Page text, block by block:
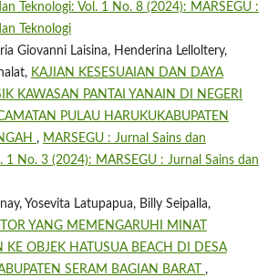
Teknologi: Vol. 1 No. 8 (2024): MARSEGU :
Teknologi
Giovanni Laisina, Henderina Lelloltery,
KAJIAN KESESUAIAN DAN DAYA
KAWASAN PANTAI YANAIN DI NEGERI
PULAU HARUKUKABUPATEN
, MARSEGU : Jurnal Sains dan
1 No. 3 (2024): MARSEGU : Jurnal Sains dan
Yosevita Latupapua, Billy Seipalla,
YANG MEMENGARUHI MINAT
KE OBJEK HATUSUA BEACH DI DESA
SERAM BAGIAN BARAT ,